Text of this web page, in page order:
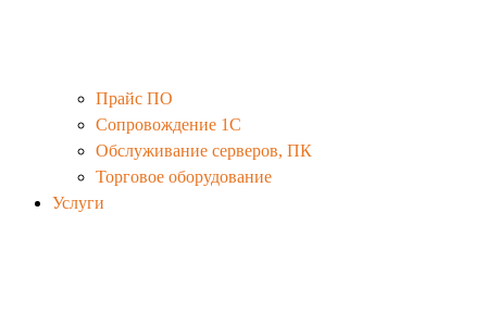
Прайс ПО
Сопровождение 1С
Обслуживание серверов, ПК
Торговое оборудование
Услуги